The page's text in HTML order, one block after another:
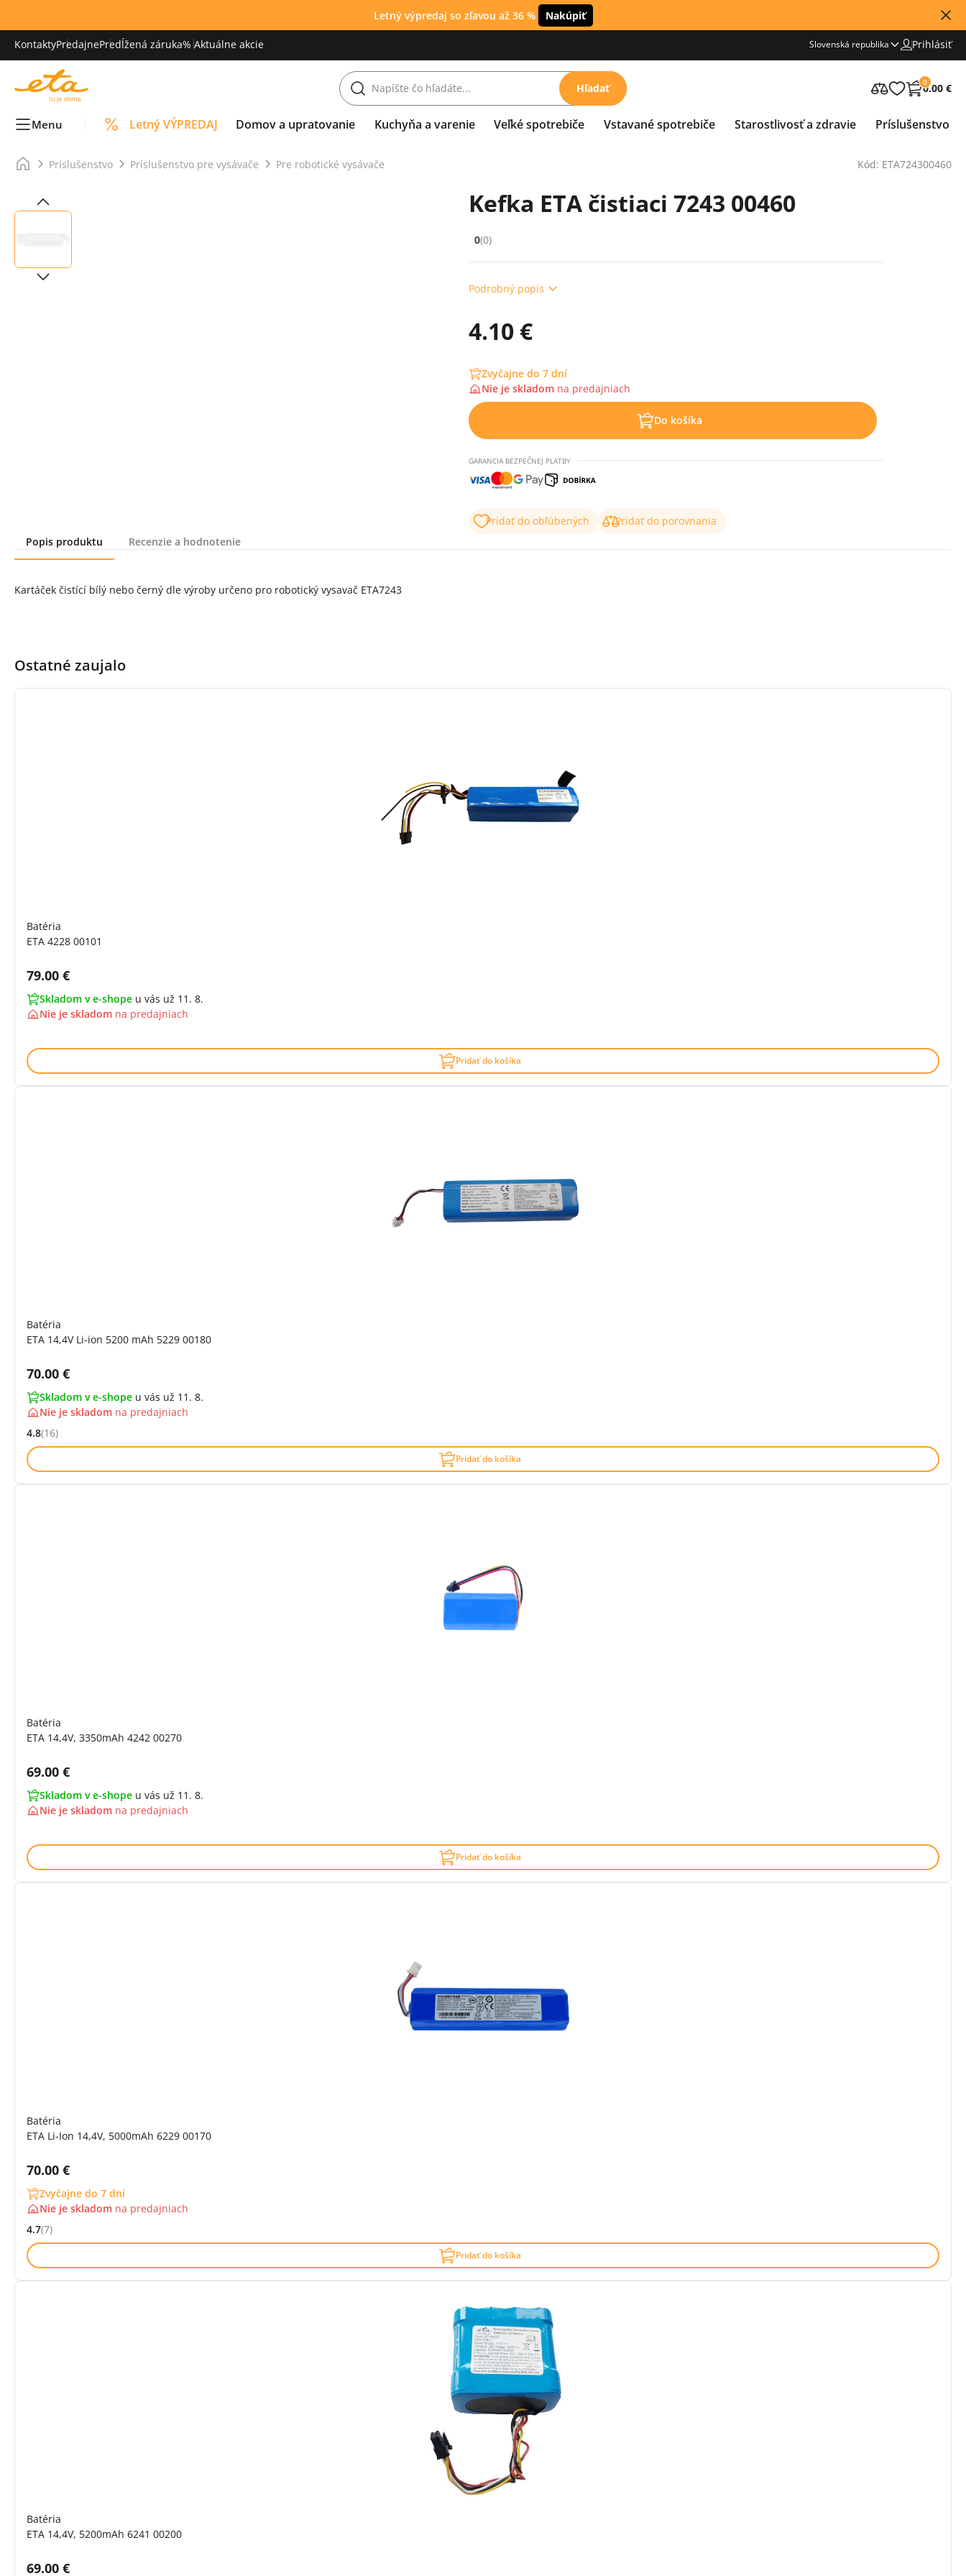
Letný výpredaj so zľavou až 36 % Nakúpiť
KontaktyPredajnePredĺžená záruka% Aktuálne akcie Slovenská republika Prihlásiť
Hľadať 0
0.00 €
Menu Letný VÝPREDAJ Domov a upratovanie Kuchyňa a varenie Veľké spotrebiče Vstavané spotrebiče Starostlivosť a zdravie Príslušenstvo
Príslušenstvo Príslušenstvo pre vysávače Pre robotické vysávače Kód: ETA724300460
Kefka ETA čistiaci 7243 00460
Hodnocení: 0 z 5 (0 recenzí)
0(0)
Podrobný popis
4.10 €
Zvyčajne do 7 dní
Nie je skladom na predajniach
Do košíka
GARANCIA BEZPEČNEJ PLATBY
Pridať do obľúbených
Pridať do porovnania
Popis produktu
Recenzie a hodnotenie
Kartáček čistící bílý nebo černý dle výroby určeno pro robotický vysavač ETA7243
Ostatné zaujalo
Batéria
ETA 4228 00101
Cena s DPH:
79.00 €
Skladom v e-shope u vás už 11. 8.
Nie je skladom na predajniach
Pridať do košíka
Batéria
ETA 14,4V Li-ion 5200 mAh 5229 00180
Cena s DPH:
70.00 €
Skladom v e-shope u vás už 11. 8.
Nie je skladom na predajniach
Hodnocení: 4.8 z 5 (16 recenzí)
4.8(16)
Pridať do košíka
Batéria
ETA 14,4V, 3350mAh 4242 00270
Cena s DPH:
69.00 €
Skladom v e-shope u vás už 11. 8.
Nie je skladom na predajniach
Pridať do košíka
Batéria
ETA Li-Ion 14,4V, 5000mAh 6229 00170
Cena s DPH:
70.00 €
Zvyčajne do 7 dní
Nie je skladom na predajniach
Hodnocení: 4.7 z 5 (7 recenzí)
4.7(7)
Pridať do košíka
Batéria
ETA 14,4V, 5200mAh 6241 00200
Cena s DPH:
69.00 €